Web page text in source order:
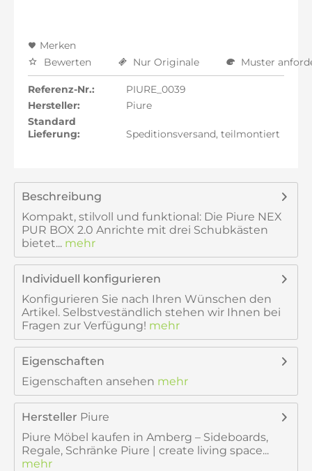
Merken
Bewerten
Nur Originale Muster
Referenz-Nr.:
PIURE_0039
Hersteller:
Piure
Standard
Lieferung:
Speditionsversand, teilmontiert
Beschreibung
Kompakt, stilvoll und funktional: Die Piure NEX
PUR BOX 2.0 Anrichte mit drei Schubkästen
bietet... mehr
Individuell konfigurieren
Konfigurieren Sie nach Ihren Wünschen den
Artikel. Selbstveständlich stehen wir Ihnen bei
Fragen zur Verfügung! mehr
Eigenschaften
Eigenschaften ansehen mehr
Hersteller Piure
Piure Möbel kaufen in Amberg – Sideboards,
Regale, Schränke Piure | create living space...
mehr